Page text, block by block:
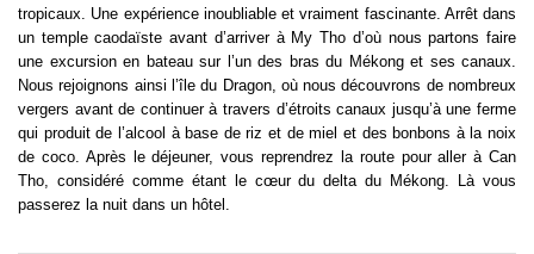
tropicaux. Une expérience inoubliable et vraiment fascinante. Arrêt dans
un temple caodaïste avant d’arriver à My Tho d’où nous partons faire
une excursion en bateau sur l’un des bras du Mékong et ses canaux.
Nous rejoignons ainsi l’île du Dragon, où nous découvrons de nombreux
vergers avant de continuer à travers d’étroits canaux jusqu’à une ferme
qui produit de l’alcool à base de riz et de miel et des bonbons à la noix
de coco. Après le déjeuner, vous reprendrez la route pour aller à Can
Tho, considéré comme étant le cœur du delta du Mékong. Là vous
passerez la nuit dans un hôtel.